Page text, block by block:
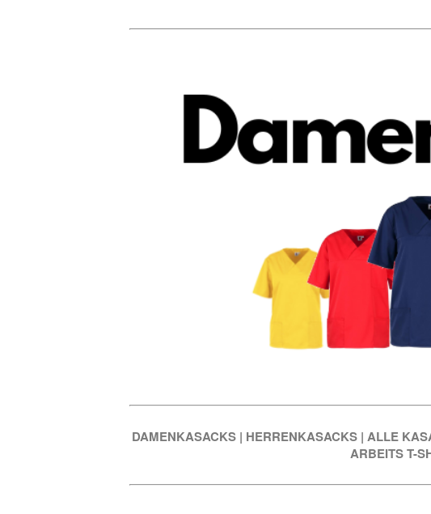
DAMENKASACKS | HERRENKASACKS | ALLE
ARBEITS T-